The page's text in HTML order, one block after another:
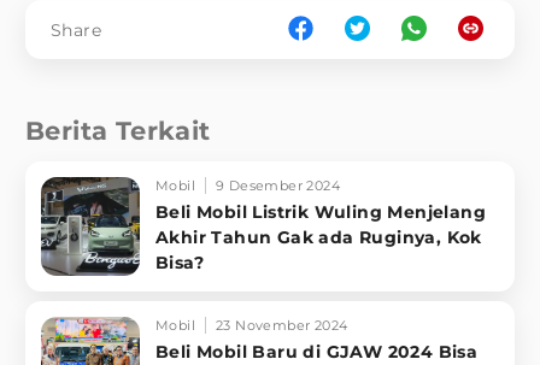
Share
Berita Terkait
Mobil 9 Desember 2024
Beli Mobil Listrik Wuling Menjelang
Akhir Tahun Gak ada Ruginya, Kok
Bisa?
Mobil 23 November 2024
Beli Mobil Baru di GJAW 2024 Bisa